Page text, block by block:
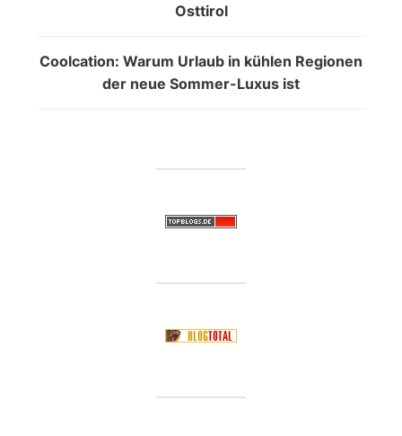
Osttirol
Coolcation: Warum Urlaub in kühlen Regionen
der neue Sommer-Luxus ist